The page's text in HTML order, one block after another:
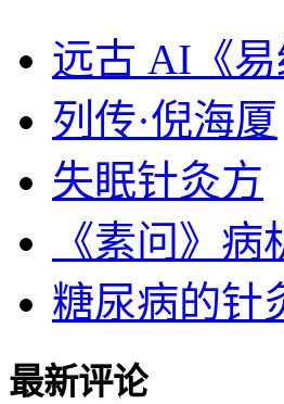
远古 AI《
列传·倪海厦
失眠针灸方
《素问》
糖尿病的针
最新评论